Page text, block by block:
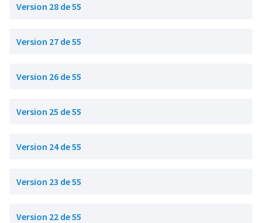
Version 28 de 55
Version 27 de 55
Version 26 de 55
Version 25 de 55
Version 24 de 55
Version 23 de 55
Version 22 de 55